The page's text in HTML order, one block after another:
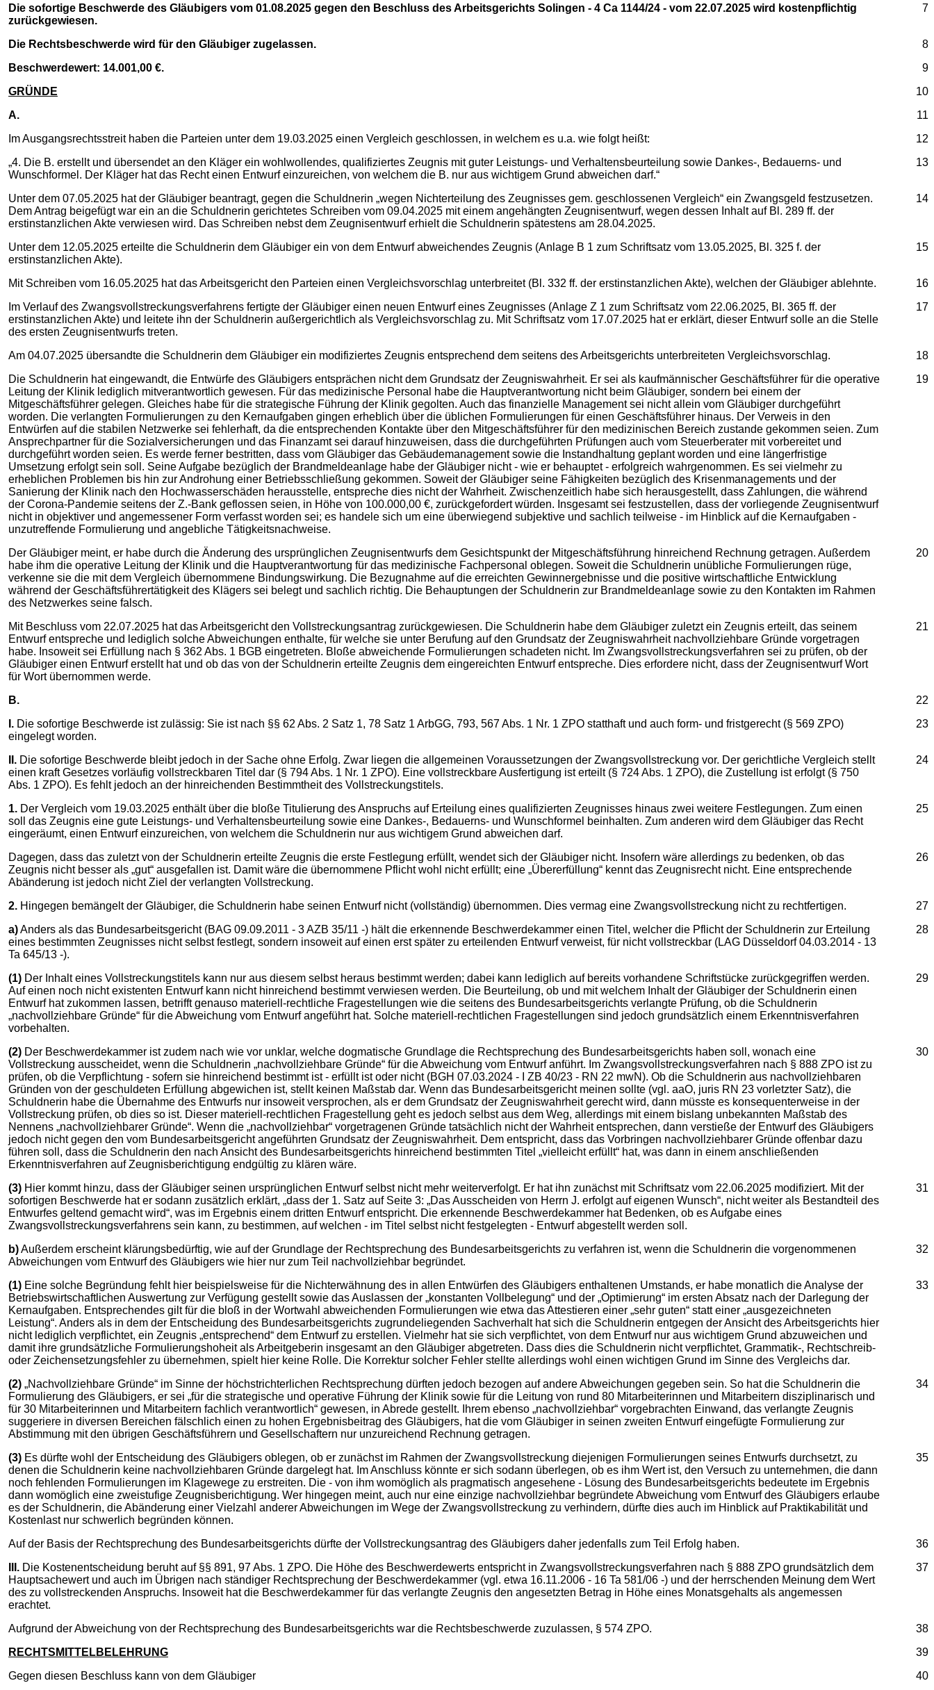
7
Die sofortige Beschwerde des Gläubigers vom 01.08.2025 gegen den Beschluss des Arbeitsgerichts Solingen - 4 Ca 1144/24 - vom 22.07.2025 wird kostenpflichtig
zurückgewiesen.
8
Die Rechtsbeschwerde wird für den Gläubiger zugelassen.
9
Beschwerdewert: 14.001,00 €.
10
GRÜNDE
11
A.
12
Im Ausgangsrechtsstreit haben die Parteien unter dem 19.03.2025 einen Vergleich geschlossen, in welchem es u.a. wie folgt heißt:
13
„4. Die B. erstellt und übersendet an den Kläger ein wohlwollendes, qualifiziertes Zeugnis mit guter Leistungs- und Verhaltensbeurteilung sowie Dankes-, Bedauerns- und
Wunschformel. Der Kläger hat das Recht einen Entwurf einzureichen, von welchem die B. nur aus wichtigem Grund abweichen darf.“
14
Unter dem 07.05.2025 hat der Gläubiger beantragt, gegen die Schuldnerin „wegen Nichterteilung des Zeugnisses gem. geschlossenen Vergleich“ ein Zwangsgeld festzusetzen.
Dem Antrag beigefügt war ein an die Schuldnerin gerichtetes Schreiben vom 09.04.2025 mit einem angehängten Zeugnisentwurf, wegen dessen Inhalt auf Bl. 289 ff. der
erstinstanzlichen Akte verwiesen wird. Das Schreiben nebst dem Zeugnisentwurf erhielt die Schuldnerin spätestens am 28.04.2025.
15
Unter dem 12.05.2025 erteilte die Schuldnerin dem Gläubiger ein von dem Entwurf abweichendes Zeugnis (Anlage B 1 zum Schriftsatz vom 13.05.2025, Bl. 325 f. der
erstinstanzlichen Akte).
16
Mit Schreiben vom 16.05.2025 hat das Arbeitsgericht den Parteien einen Vergleichsvorschlag unterbreitet (Bl. 332 ff. der erstinstanzlichen Akte), welchen der Gläubiger ablehnte.
17
Im Verlauf des Zwangsvollstreckungsverfahrens fertigte der Gläubiger einen neuen Entwurf eines Zeugnisses (Anlage Z 1 zum Schriftsatz vom 22.06.2025, Bl. 365 ff. der
erstinstanzlichen Akte) und leitete ihn der Schuldnerin außergerichtlich als Vergleichsvorschlag zu. Mit Schriftsatz vom 17.07.2025 hat er erklärt, dieser Entwurf solle an die Stelle
des ersten Zeugnisentwurfs treten.
18
Am 04.07.2025 übersandte die Schuldnerin dem Gläubiger ein modifiziertes Zeugnis entsprechend dem seitens des Arbeitsgerichts unterbreiteten Vergleichsvorschlag.
19
Die Schuldnerin hat eingewandt, die Entwürfe des Gläubigers entsprächen nicht dem Grundsatz der Zeugniswahrheit. Er sei als kaufmännischer Geschäftsführer für die operative
Leitung der Klinik lediglich mitverantwortlich gewesen. Für das medizinische Personal habe die Hauptverantwortung nicht beim Gläubiger, sondern bei einem der
Mitgeschäftsführer gelegen. Gleiches habe für die strategische Führung der Klinik gegolten. Auch das finanzielle Management sei nicht allein vom Gläubiger durchgeführt
worden. Die verlangten Formulierungen zu den Kernaufgaben gingen erheblich über die üblichen Formulierungen für einen Geschäftsführer hinaus. Der Verweis in den
Entwürfen auf die stabilen Netzwerke sei fehlerhaft, da die entsprechenden Kontakte über den Mitgeschäftsführer für den medizinischen Bereich zustande gekommen seien. Zum
Ansprechpartner für die Sozialversicherungen und das Finanzamt sei darauf hinzuweisen, dass die durchgeführten Prüfungen auch vom Steuerberater mit vorbereitet und
durchgeführt worden seien. Es werde ferner bestritten, dass vom Gläubiger das Gebäudemanagement sowie die Instandhaltung geplant worden und eine längerfristige
Umsetzung erfolgt sein soll. Seine Aufgabe bezüglich der Brandmeldeanlage habe der Gläubiger nicht - wie er behauptet - erfolgreich wahrgenommen. Es sei vielmehr zu
erheblichen Problemen bis hin zur Androhung einer Betriebsschließung gekommen. Soweit der Gläubiger seine Fähigkeiten bezüglich des Krisenmanagements und der
Sanierung der Klinik nach den Hochwasserschäden herausstelle, entspreche dies nicht der Wahrheit. Zwischenzeitlich habe sich herausgestellt, dass Zahlungen, die während
der Corona-Pandemie seitens der Z.-Bank geflossen seien, in Höhe von 100.000,00 €, zurückgefordert würden. Insgesamt sei festzustellen, dass der vorliegende Zeugnisentwurf
nicht in objektiver und angemessener Form verfasst worden sei; es handele sich um eine überwiegend subjektive und sachlich teilweise - im Hinblick auf die Kernaufgaben -
unzutreffende Formulierung und angebliche Tätigkeitsnachweise.
20
Der Gläubiger meint, er habe durch die Änderung des ursprünglichen Zeugnisentwurfs dem Gesichtspunkt der Mitgeschäftsführung hinreichend Rechnung getragen. Außerdem
habe ihm die operative Leitung der Klinik und die Hauptverantwortung für das medizinische Fachpersonal oblegen. Soweit die Schuldnerin unübliche Formulierungen rüge,
verkenne sie die mit dem Vergleich übernommene Bindungswirkung. Die Bezugnahme auf die erreichten Gewinnergebnisse und die positive wirtschaftliche Entwicklung
während der Geschäftsführertätigkeit des Klägers sei belegt und sachlich richtig. Die Behauptungen der Schuldnerin zur Brandmeldeanlage sowie zu den Kontakten im Rahmen
des Netzwerkes seine falsch.
21
Mit Beschluss vom 22.07.2025 hat das Arbeitsgericht den Vollstreckungsantrag zurückgewiesen. Die Schuldnerin habe dem Gläubiger zuletzt ein Zeugnis erteilt, das seinem
Entwurf entspreche und lediglich solche Abweichungen enthalte, für welche sie unter Berufung auf den Grundsatz der Zeugniswahrheit nachvollziehbare Gründe vorgetragen
habe. Insoweit sei Erfüllung nach § 362 Abs. 1 BGB eingetreten. Bloße abweichende Formulierungen schadeten nicht. Im Zwangsvollstreckungsverfahren sei zu prüfen, ob der
Gläubiger einen Entwurf erstellt hat und ob das von der Schuldnerin erteilte Zeugnis dem eingereichten Entwurf entspreche. Dies erfordere nicht, dass der Zeugnisentwurf Wort
für Wort übernommen werde.
22
B.
23
I. Die sofortige Beschwerde ist zulässig: Sie ist nach §§ 62 Abs. 2 Satz 1, 78 Satz 1 ArbGG, 793, 567 Abs. 1 Nr. 1 ZPO statthaft und auch form- und fristgerecht (§ 569 ZPO)
eingelegt worden.
24
II. Die sofortige Beschwerde bleibt jedoch in der Sache ohne Erfolg. Zwar liegen die allgemeinen Voraussetzungen der Zwangsvollstreckung vor. Der gerichtliche Vergleich stellt
einen kraft Gesetzes vorläufig vollstreckbaren Titel dar (§ 794 Abs. 1 Nr. 1 ZPO). Eine vollstreckbare Ausfertigung ist erteilt (§ 724 Abs. 1 ZPO), die Zustellung ist erfolgt (§ 750
Abs. 1 ZPO). Es fehlt jedoch an der hinreichenden Bestimmtheit des Vollstreckungstitels.
25
1. Der Vergleich vom 19.03.2025 enthält über die bloße Titulierung des Anspruchs auf Erteilung eines qualifizierten Zeugnisses hinaus zwei weitere Festlegungen. Zum einen
soll das Zeugnis eine gute Leistungs- und Verhaltensbeurteilung sowie eine Dankes-, Bedauerns- und Wunschformel beinhalten. Zum anderen wird dem Gläubiger das Recht
eingeräumt, einen Entwurf einzureichen, von welchem die Schuldnerin nur aus wichtigem Grund abweichen darf.
26
Dagegen, dass das zuletzt von der Schuldnerin erteilte Zeugnis die erste Festlegung erfüllt, wendet sich der Gläubiger nicht. Insofern wäre allerdings zu bedenken, ob das
Zeugnis nicht besser als „gut“ ausgefallen ist. Damit wäre die übernommene Pflicht wohl nicht erfüllt; eine „Übererfüllung“ kennt das Zeugnisrecht nicht. Eine entsprechende
Abänderung ist jedoch nicht Ziel der verlangten Vollstreckung.
27
2. Hingegen bemängelt der Gläubiger, die Schuldnerin habe seinen Entwurf nicht (vollständig) übernommen. Dies vermag eine Zwangsvollstreckung nicht zu rechtfertigen.
28
a)Anders als das Bundesarbeitsgericht (BAG 09.09.2011 - 3 AZB 35/11 -) hält die erkennende Beschwerdekammer einen Titel, welcher die Pflicht der Schuldnerin zur Erteilung
eines bestimmten Zeugnisses nicht selbst festlegt, sondern insoweit auf einen erst später zu erteilenden Entwurf verweist, für nicht vollstreckbar (LAG Düsseldorf 04.03.2014 - 13
Ta 645/13 -).
29
(1) Der Inhalt eines Vollstreckungstitels kann nur aus diesem selbst heraus bestimmt werden; dabei kann lediglich auf bereits vorhandene Schriftstücke zurückgegriffen werden.
Auf einen noch nicht existenten Entwurf kann nicht hinreichend bestimmt verwiesen werden. Die Beurteilung, ob und mit welchem Inhalt der Gläubiger der Schuldnerin einen
Entwurf hat zukommen lassen, betrifft genauso materiell-rechtliche Fragestellungen wie die seitens des Bundesarbeitsgerichts verlangte Prüfung, ob die Schuldnerin
„nachvollziehbare Gründe“ für die Abweichung vom Entwurf angeführt hat. Solche materiell-rechtlichen Fragestellungen sind jedoch grundsätzlich einem Erkenntnisverfahren
vorbehalten.
30
(2) Der Beschwerdekammer ist zudem nach wie vor unklar, welche dogmatische Grundlage die Rechtsprechung des Bundesarbeitsgerichts haben soll, wonach eine
Vollstreckung ausscheidet, wenn die Schuldnerin „nachvollziehbare Gründe“ für die Abweichung vom Entwurf anführt. Im Zwangsvollstreckungsverfahren nach § 888 ZPO ist zu
prüfen, ob die Verpflichtung - sofern sie hinreichend bestimmt ist - erfüllt ist oder nicht (BGH 07.03.2024 - I ZB 40/23 - RN 22 mwN). Ob die Schuldnerin aus nachvollziehbaren
Gründen von der geschuldeten Erfüllung abgewichen ist, stellt keinen Maßstab dar. Wenn das Bundesarbeitsgericht meinen sollte (vgl. aaO, juris RN 23 vorletzter Satz), die
Schuldnerin habe die Übernahme des Entwurfs nur insoweit versprochen, als er dem Grundsatz der Zeugniswahrheit gerecht wird, dann müsste es konsequenterweise in der
Vollstreckung prüfen, ob dies so ist. Dieser materiell-rechtlichen Fragestellung geht es jedoch selbst aus dem Weg, allerdings mit einem bislang unbekannten Maßstab des
Nennens „nachvollziehbarer Gründe“. Wenn die „nachvollziehbar“ vorgetragenen Gründe tatsächlich nicht der Wahrheit entsprechen, dann verstieße der Entwurf des Gläubigers
jedoch nicht gegen den vom Bundesarbeitsgericht angeführten Grundsatz der Zeugniswahrheit. Dem entspricht, dass das Vorbringen nachvollziehbarer Gründe offenbar dazu
führen soll, dass die Schuldnerin den nach Ansicht des Bundesarbeitsgerichts hinreichend bestimmten Titel „vielleicht erfüllt“ hat, was dann in einem anschließenden
Erkenntnisverfahren auf Zeugnisberichtigung endgültig zu klären wäre.
31
(3) Hier kommt hinzu, dass der Gläubiger seinen ursprünglichen Entwurf selbst nicht mehr weiterverfolgt. Er hat ihn zunächst mit Schriftsatz vom 22.06.2025 modifiziert. Mit der
sofortigen Beschwerde hat er sodann zusätzlich erklärt, „dass der 1. Satz auf Seite 3: „Das Ausscheiden von Herrn J. erfolgt auf eigenen Wunsch“, nicht weiter als Bestandteil des
Entwurfes geltend gemacht wird“, was im Ergebnis einem dritten Entwurf entspricht. Die erkennende Beschwerdekammer hat Bedenken, ob es Aufgabe eines
Zwangsvollstreckungsverfahrens sein kann, zu bestimmen, auf welchen - im Titel selbst nicht festgelegten - Entwurf abgestellt werden soll.
32
b)Außerdem erscheint klärungsbedürftig, wie auf der Grundlage der Rechtsprechung des Bundesarbeitsgerichts zu verfahren ist, wenn die Schuldnerin die vorgenommenen
Abweichungen vom Entwurf des Gläubigers wie hier nur zum Teil nachvollziehbar begründet.
33
(1) Eine solche Begründung fehlt hier beispielsweise für die Nichterwähnung des in allen Entwürfen des Gläubigers enthaltenen Umstands, er habe monatlich die Analyse der
Betriebswirtschaftlichen Auswertung zur Verfügung gestellt sowie das Auslassen der „konstanten Vollbelegung“ und der „Optimierung“ im ersten Absatz nach der Darlegung der
Kernaufgaben. Entsprechendes gilt für die bloß in der Wortwahl abweichenden Formulierungen wie etwa das Attestieren einer „sehr guten“ statt einer „ausgezeichneten
Leistung“. Anders als in dem der Entscheidung des Bundesarbeitsgerichts zugrundeliegenden Sachverhalt hat sich die Schuldnerin entgegen der Ansicht des Arbeitsgerichts hier
nicht lediglich verpflichtet, ein Zeugnis „entsprechend“ dem Entwurf zu erstellen. Vielmehr hat sie sich verpflichtet, von dem Entwurf nur aus wichtigem Grund abzuweichen und
damit ihre grundsätzliche Formulierungshoheit als Arbeitgeberin insgesamt an den Gläubiger abgetreten. Dass dies die Schuldnerin nicht verpflichtet, Grammatik-, Rechtschreib-
oder Zeichensetzungsfehler zu übernehmen, spielt hier keine Rolle. Die Korrektur solcher Fehler stellte allerdings wohl einen wichtigen Grund im Sinne des Vergleichs dar.
34
(2) „Nachvollziehbare Gründe“ im Sinne der höchstrichterlichen Rechtsprechung dürften jedoch bezogen auf andere Abweichungen gegeben sein. So hat die Schuldnerin die
Formulierung des Gläubigers, er sei „für die strategische und operative Führung der Klinik sowie für die Leitung von rund 80 Mitarbeiterinnen und Mitarbeitern disziplinarisch und
für 30 Mitarbeiterinnen und Mitarbeitern fachlich verantwortlich“ gewesen, in Abrede gestellt. Ihrem ebenso „nachvollziehbar“ vorgebrachten Einwand, das verlangte Zeugnis
suggeriere in diversen Bereichen fälschlich einen zu hohen Ergebnisbeitrag des Gläubigers, hat die vom Gläubiger in seinen zweiten Entwurf eingefügte Formulierung zur
Abstimmung mit den übrigen Geschäftsführern und Gesellschaftern nur unzureichend Rechnung getragen.
35
(3) Es dürfte wohl der Entscheidung des Gläubigers oblegen, ob er zunächst im Rahmen der Zwangsvollstreckung diejenigen Formulierungen seines Entwurfs durchsetzt, zu
denen die Schuldnerin keine nachvollziehbaren Gründe dargelegt hat. Im Anschluss könnte er sich sodann überlegen, ob es ihm Wert ist, den Versuch zu unternehmen, die dann
noch fehlenden Formulierungen im Klagewege zu erstreiten. Die - von ihm womöglich als pragmatisch angesehene - Lösung des Bundesarbeitsgerichts bedeutete im Ergebnis
dann womöglich eine zweistufige Zeugnisberichtigung. Wer hingegen meint, auch nur eine einzige nachvollziehbar begründete Abweichung vom Entwurf des Gläubigers erlaube
es der Schuldnerin, die Abänderung einer Vielzahl anderer Abweichungen im Wege der Zwangsvollstreckung zu verhindern, dürfte dies auch im Hinblick auf Praktikabilität und
Kostenlast nur schwerlich begründen können.
36
Auf der Basis der Rechtsprechung des Bundesarbeitsgerichts dürfte der Vollstreckungsantrag des Gläubigers daher jedenfalls zum Teil Erfolg haben.
37
III. Die Kostenentscheidung beruht auf §§ 891, 97 Abs. 1 ZPO. Die Höhe des Beschwerdewerts entspricht in Zwangsvollstreckungsverfahren nach § 888 ZPO grundsätzlich dem
Hauptsachewert und auch im Übrigen nach stän­diger Rechtsprechung der Beschwerdekammer (vgl. etwa 16.11.2006 - 16 Ta 581/06 -) und der herrschenden Meinung dem Wert
des zu vollstreckenden Anspruchs. Insoweit hat die Beschwerdekammer für das verlangte Zeugnis den angesetzten Betrag in Höhe eines Monatsgehalts als angemessen
erachtet.
38
Aufgrund der Abweichung von der Rechtsprechung des Bundesarbeitsgerichts war die Rechtsbeschwerde zuzulassen, § 574 ZPO.
39
RECHTSMITTELBELEHRUNG
40
Gegen diesen Beschluss kann von dem Gläubiger